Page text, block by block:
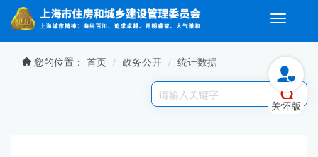
无障碍操作说明 跳转到网站导航区 跳转到主要内容区域
Toggle
您的位置： 首页 政务公开 统计数据
关怀版